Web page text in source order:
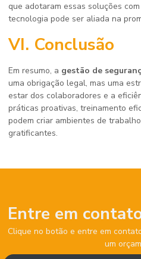
que adotaram essas soluções
tecnologia pode ser aliada na
VI. Conclusão
Em resumo, a gestão de
uma obrigação legal, mas uma
estar dos colaboradores e a
práticas proativas, treinamento
podem criar ambientes de
gratificantes.
Entre em
Clique no botão e entre em
um